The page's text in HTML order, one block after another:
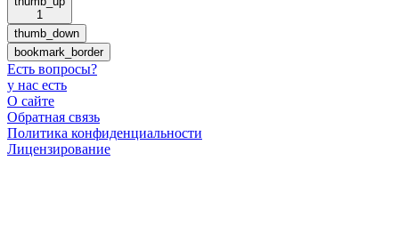
1
thumb_down
bookmark_border
Есть вопросы?
у нас есть
О сайте
Обратная связь
Политика конфиденциальности
Лицензирование